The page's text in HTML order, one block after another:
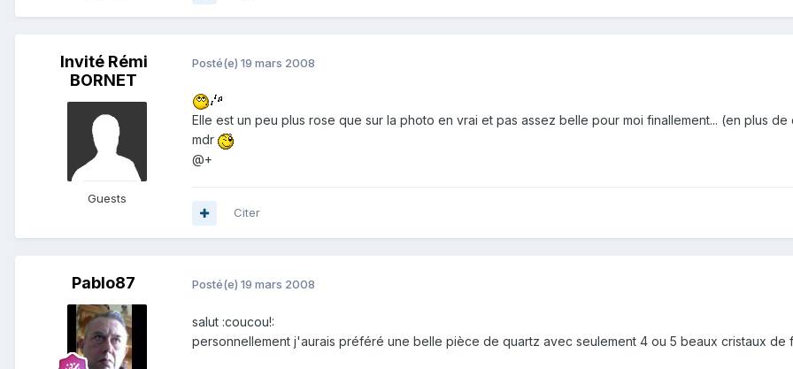
Invité Rémi
BORNET
Guests
Posté(e) 19 mars 2008
Elle est un peu plus rose que sur la photo en vrai et pas assez belle pour moi finallement... (en plus
mdr
@+
Citer
Pablo87 Posté(e) 19 mars 2008
salut :coucou!:
personnellement j'aurais préféré une belle pièce de quartz avec seulement 4 ou 5 beaux cristaux de